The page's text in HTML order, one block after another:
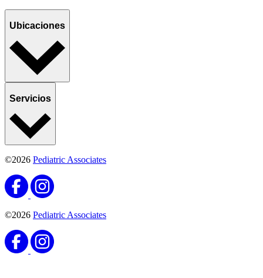
Ubicaciones
Servicios
©2026 Pediatric Associates
©2026 Pediatric Associates